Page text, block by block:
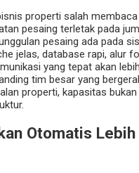
properti salah
pesaing terletak pada
pesaing ada pada
jelas, database rapi, alur
yang tepat akan
tim besar yang
properti, kapasitas
Otomatis Lebih